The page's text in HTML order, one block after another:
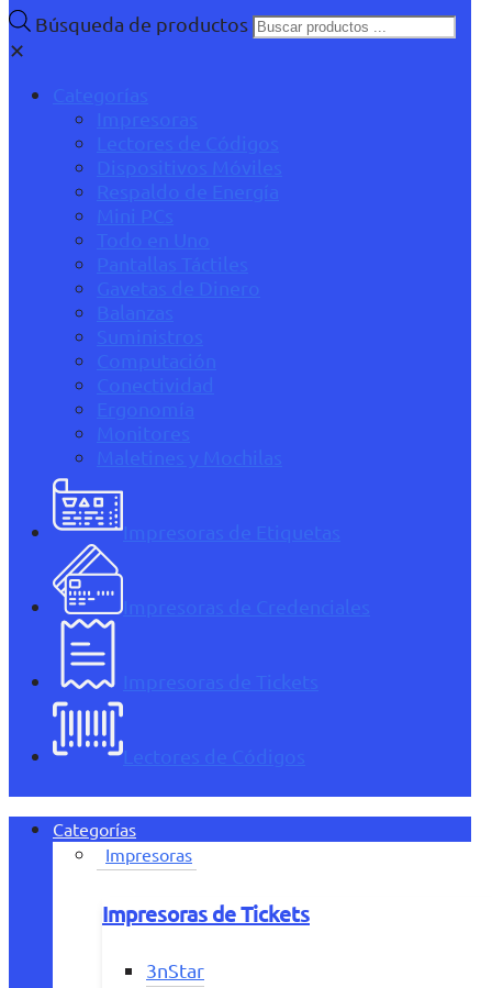
Búsqueda de productos
✕
Categorías
Impresoras
Lectores de Códigos
Dispositivos Móviles
Respaldo de Energía
Mini PCs
Todo en Uno
Pantallas Táctiles
Gavetas de Dinero
Balanzas
Suministros
Computación
Conectividad
Ergonomía
Monitores
Maletines y Mochilas
Impresoras de Etiquetas
Impresoras de Credenciales
Impresoras de Tickets
Lectores de Códigos
Categorías
Impresoras
Impresoras de Tickets
3nStar